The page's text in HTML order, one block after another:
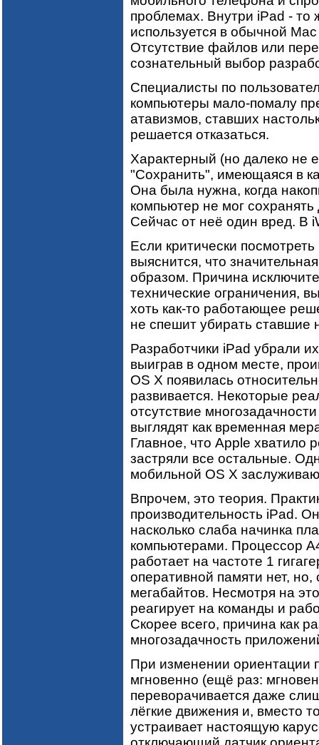
проблемах. Внутри iPad - то
используется в обычной
Отсутствие файлов или
сознательный выбор
Специалисты по
компьютеры мало-помалу
атавизмов, ставших
решается отказаться.
Характерный (но далеко не
"Сохранить", имеющаяся в
Она была нужна, когда
компьютер не мог
Сейчас от неё один вред. В
Если критически
выяснится, что
образом. Причина
технические ограничения,
хоть как-то работающее
не спешит убирать ставшие
Разработчики iPad убрали
выиграв в одном месте,
OS X появилась
развивается. Некоторые
отсутствие
выглядят как временная
Главное, что Apple хватило
застряли все остальные.
мобильной OS X
Впрочем, это теория.
производительность iPad.
насколько слаба начинка
компьютерами. Процессор
работает на частоте 1
оперативной памяти нет,
мегабайтов. Несмотря на
реагирует на команды и
Скорее всего, причина как
многозадачность
При изменении ориентации
мгновенно (ещё раз:
переворачивается даже
лёгкие движения и, вместо
устраивает настоящую